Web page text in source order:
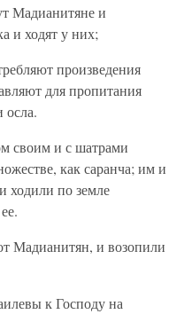
Мадианитяне и
и ходят у них;
произведения
для пропитания
своим и с шатрами
как саранча; им и
ходили по земле
Мадианитян, и возопили
к Господу на